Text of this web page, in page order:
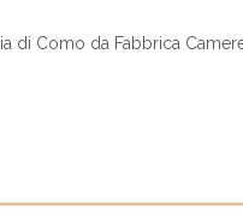
di Como da Fabbrica